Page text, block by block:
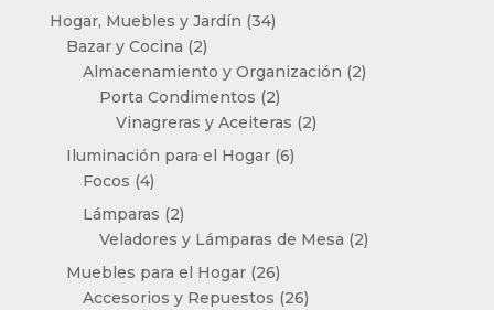
productos
Hogar, Muebles y Jardín 3434
Bazar y Cocina 22
productos
Almacenamiento y Organización 22
Porta Condimentos 22
productos
Vinagreras y Aceiteras 22
Iluminación para el Hogar 66
Focos 44
productos
Lámparas 22
productos
Veladores y Lámparas de Mesa 22
Muebles para el Hogar 2626
productos
Accesorios y Repuestos 2626